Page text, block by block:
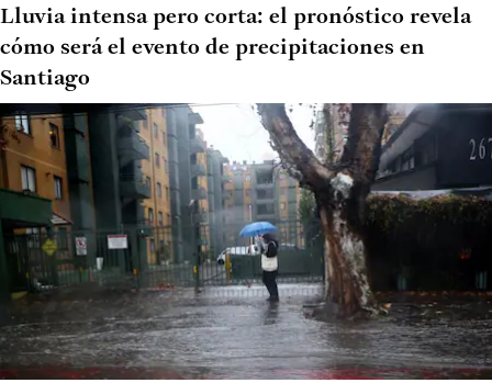
Lluvia intensa pero corta: el pronóstico revela
cómo será el evento de precipitaciones en
Santiago